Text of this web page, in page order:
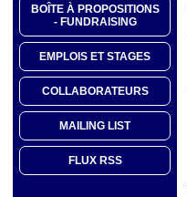
BOÎTE À PROPOSITIONS
- FUNDRAISING
EMPLOIS ET STAGES
COLLABORATEURS
MAILING LIST
FLUX RSS